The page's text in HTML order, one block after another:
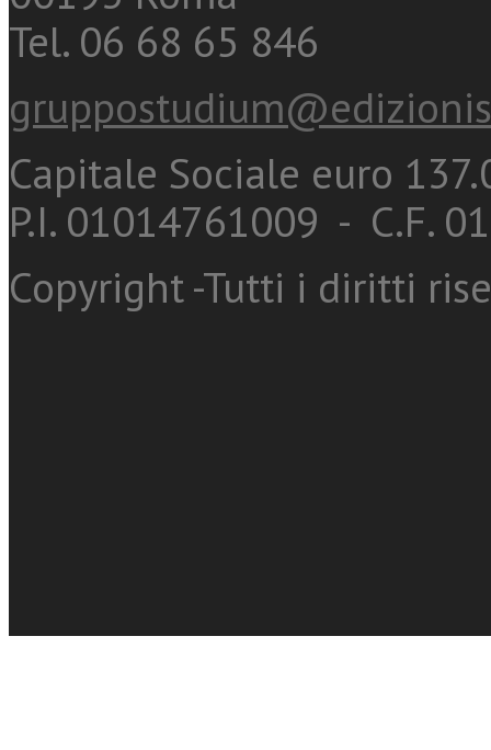
Tel. 06 68 65 846
Capitale Sociale euro
P.I. 01014761009 - C.F.
Copyright -Tutti i diritti